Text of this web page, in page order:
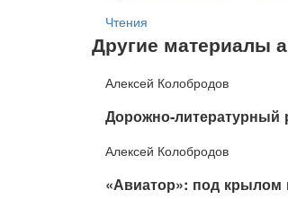
Чтения
Другие материалы
Алексей Колобродов
​Дорожно-литературный
Алексей Колобродов
​«Авиатор»: под